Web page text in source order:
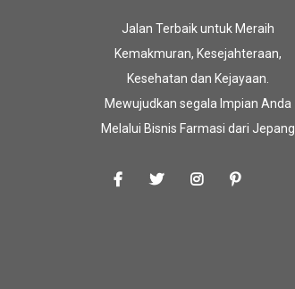
Jalan Terbaik untuk Meraih
Kemakmuran, Kesejahteraan,
Kesehatan dan Kejayaan.
Mewujudkan segala Impian Anda
Melalui Bisnis Farmasi dari Jepang